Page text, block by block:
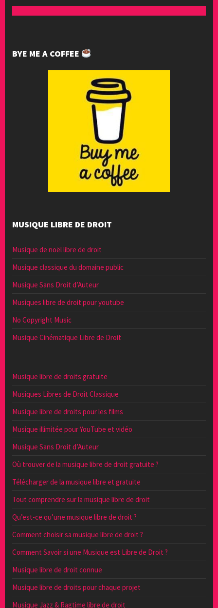
BYE ME A COFFEE
MUSIQUE LIBRE DE DROIT
Musique de noël libre de droit
Musique classique du domaine public
Musique Sans Droit d’Auteur
Musiques libre de droit pour youtube
No Copyright Music
Musique Cinématique Libre de Droit
Musique libre de droits gratuite
Musiques Libres de Droit Classique
Musique libre de droits pour les films
Musique illimitée pour YouTube et vidéo
Musique Sans Droit d’Auteur
Où trouver de la musique libre de droit gratuite ?
Télécharger de la musique libre et gratuite
Tout comprendre sur la musique libre de droit
Qu’est-ce qu’une musique libre de droit ?
Comment choisir sa musique libre de droit ?
Comment Savoir si une Musique est Libre de Droit ?
Musique libre de droit connue
Musique libre de droits pour chaque projet
Musique Jazz & Ragtime libre de droit